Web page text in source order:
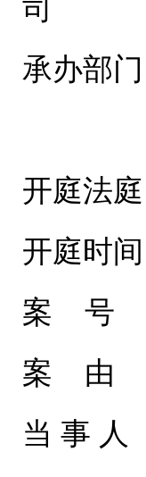
司
承办部
开庭法
开庭时
案 号
案 由
当 事 人